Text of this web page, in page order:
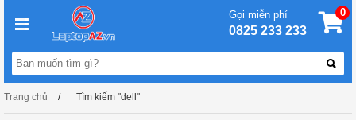
Gọi miễn phí
0825 233 233
0
Trang chủ Tìm kiếm "dell"